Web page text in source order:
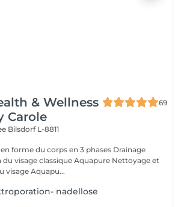
& Wellness
Carole
69
Bilsdorf L-8811
du corps en 3 phases Drainage
rajeunissement du visage Aquapu...
nadellose